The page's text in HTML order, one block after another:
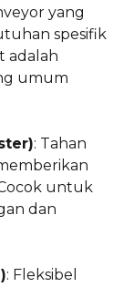
yang
spesifik
adalah
umum
: Tahan
untuk
dan
: Fleksibel